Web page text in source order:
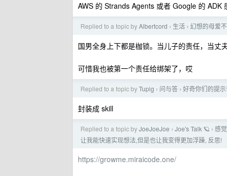
AWS 的 Strands Agents 或者 Google 的 ADK
Replied to a topic byAlbertcord › 生活 › 幻想的母爱
国男全身上下都是枷锁。当儿子的责任，当丈
可惜我也被第一个责任给绑架了，哎
Replied to a topic byTupig › 问与答 › 好奇你们的提
封装成 skill
Replied to a topic byJoeJoeJoe › Joe's Talk 🪐 › 感
让我能快速实现想法,但是也让我变得更加浮躁, 反思!
https://growme.miraicode.one/